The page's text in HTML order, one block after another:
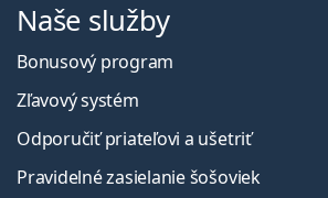
Naše služby
Bonusový program
Zľavový systém
Odporučiť priateľovi a ušetriť
Pravidelné zasielanie šošoviek